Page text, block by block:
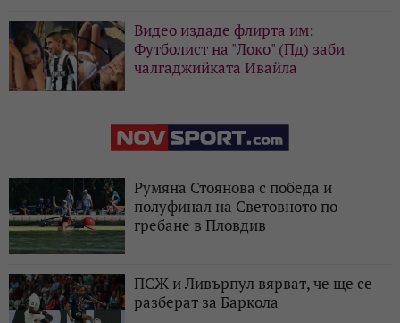
Видео издаде флирта им:
Футболист на "Локо" (Пд) заби
чалгаджийката Ивайла
Румяна Стоянова с победа и
полуфинал на Световното по
гребане в Пловдив
ПСЖ и Ливърпул вярват, че ще се
разберат за Баркола